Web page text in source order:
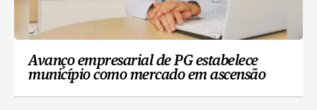
Avanço empresarial de PG estabelece
município como mercado em ascensão